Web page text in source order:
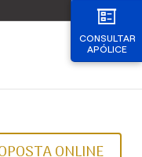
CONSULTAR
APÓLICE